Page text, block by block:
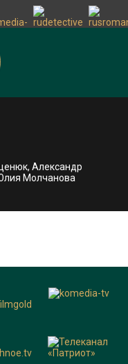
Александр
Молчанова